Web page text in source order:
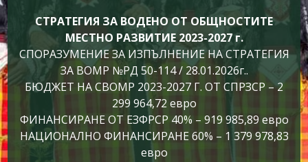
СТРАТЕГИЯ ЗА ВОДЕНО ОТ ОБЩНОСТИТЕ
МЕСТНО РАЗВИТИЕ 2023-2027 г.
СПОРАЗУМЕНИЕ ЗА ИЗПЪЛНЕНИЕ НА СТРАТЕГИЯ
ЗА ВОМР №РД 50-114 / 28.01.2026г..
БЮДЖЕТ НА СВОМР 2023-2027 Г. ОТ СПРЗСР – 2
299 964,72 евро
ФИНАНСИРАНЕ ОТ ЕЗФРСР 40% – 919 985,89 евро
НАЦИОНАЛНО ФИНАНСИРАНЕ 60% – 1 379 978,83
евро